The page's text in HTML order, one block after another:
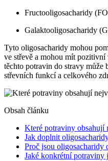
Fructooligosacharidy
Galaktooligosacharidy
Tyto oligosacharidy mohou
ve střevě a mohou mít
těchto potravin do stravy může
střevních funkcí a celkového
Obsah článku
Které potraviny obsahují
Jak doplnit
Proč jsou oligosacharidy
Jaké konkrétní potraviny